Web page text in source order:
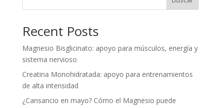
Recent Posts
Magnesio Bisglicinato: apoyo para músculos, energía y
sistema nervioso
Creatina Monohidratada: apoyo para entrenamientos
de alta intensidad
¿Cansancio en mayo? Cómo el Magnesio puede